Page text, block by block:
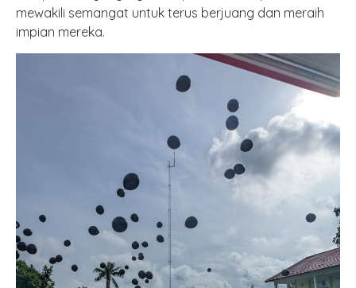
mewakili semangat untuk terus berjuang dan meraih
impian mereka.